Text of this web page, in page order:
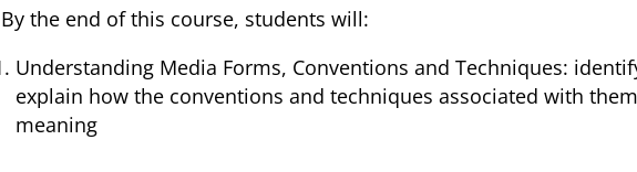
By the end of this course, students will:
Understanding Media Forms, Conventions and Techniques:
explain how the conventions and techniques associated with
meaning